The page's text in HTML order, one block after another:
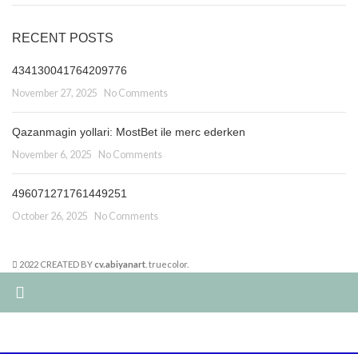
RECENT POSTS
434130041764209776
November 27, 2025 No Comments
Qazanmagin yollari: MostBet ile merc ederken
November 6, 2025 No Comments
496071271761449251
October 26, 2025 No Comments
2022 CREATED BYcv.abiyanart . truecolor.